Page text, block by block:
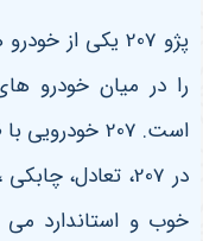
پژو 207 یکی
را در میان خودرو
است. 207
در 207، تعادل،